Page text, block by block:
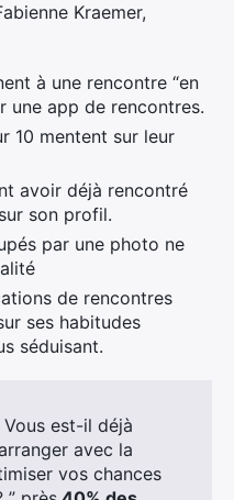
Kraemer,
à une rencontre “en
une app de rencontres.
10 mentent sur leur
avoir déjà rencontré
son profil.
par une photo ne
de rencontres
ses habitudes
séduisant.
est-il déjà
avec la
vos chances